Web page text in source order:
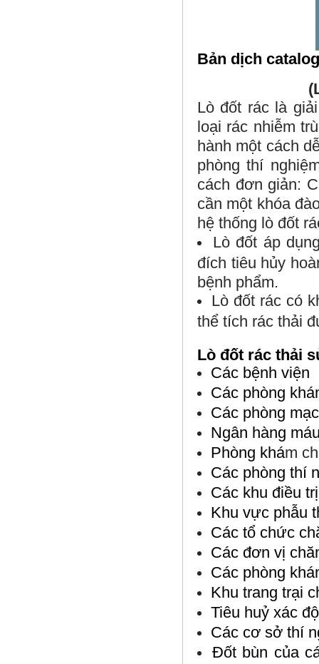
Bản dịch
Lò đốt rác là
loại rác nhiễm
hành một cách
phòng thí
cách đơn giản:
cần một khóa
hệ thống lò đốt
Lò đốt áp
đích tiêu hủy
bệnh phẩm.
Lò đốt rác có
thể tích rác thải
Lò đốt rác thải
Các bệnh viện
Các phòng
Các phòng
Ngân hàng
Phòng khám
Các phòng thí
Các khu điều
Khu vực phẫu
Các tổ chức
Các đơn vị
Các phòng
Khu trang trại
Tiêu huỷ xác
Các cơ sở thí
Đốt bùn của